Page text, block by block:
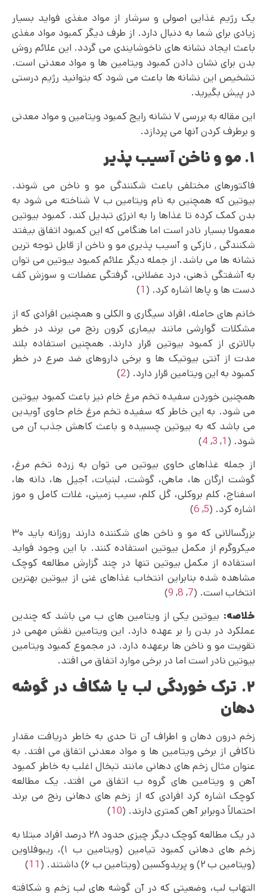
یک رژیم غذایی اصولی و سرشار از مواد مغذی فواید بسیار
زیادی برای شما به دنبال دارد. از طرف دیگر کمبود مواد مغذی
باعث ایجاد نشانه های ناخوشایندی می گردد. این علائم روش
بدن برای نشان دادن کمبود ویتامین ها و مواد معدنی است.
تشخیص این نشانه‌ ها باعث می‌ شود که بتوانید رژیم درستی
در پیش بگیرید.
این مقاله به بررسی ۷ نشانه رایج کمبود ویتامین و مواد معدنی
و برطرف کردن آنها می‌ پردازد.
۱. مو و ناخن آسیب پذیر
فاکتورهای مختلفی باعث شکنندگی مو و ناخن می‌ شوند.
بیوتین که همچنین به نام ویتامین ب ۷ شناخته می شود به
بدن کمک کرده تا غذاها را به انرژی تبدیل کند. کمبود بیوتین
معمولا بسیار نادر است اما هنگامی که این کمبود اتفاق بیفتد
شکنندگی ٬ نازکی و آسیب پذیری مو و ناخن از قابل توجه ترین
نشانه ها می باشد. از جمله دیگر علائم کمبود بیوتین می توان
به آشفتگی ذهنی، درد عضلانی، گرفتگی عضلات و سوزش کف
دست ها و پاها اشاره کرد. ( 1
)
خانم های حامله، افراد سیگاری و الکلی و همچنین افرادی که از
مشکلات گوارشی مانند بیماری کرون رنج می برند در خطر
بالاتری از کمبود بیوتین قرار دارند. همچنین استفاده بلند
مدت از آنتی بیوتیک ها و برخی داروهای ضد صرع در خطر
کمبود به این ویتامین قرار دارد. (2
)
همچنین خوردن سفیده تخم مرغ خام نیز باعث کمبود بیوتین
می‌ شود. به این خاطر که سفیده تخم مرغ خام حاوی آویدین
می باشد که به بیوتین چسبیده و باعث کاهش جذب آن می
شود. ( 1
,
3
,
4
)
از جمله غذاهای حاوی بیوتین می‌ توان به زرده تخم‌ مرغ،
گوشت ارگان‌ ها، ماهی، گوشت، لبنیات، آجیل‌ ها، دانه‌ ها،
اسفناج، کلم بروکلی، گل کلم، سیب زمینی، غلات کامل و موز
اشاره کرد. (5
,
6
)
بزرگسالانی که مو و ناخن های شکننده دارند روزانه باید ۳۰
میکروگرم از مکمل بیوتین استفاده کنند. با این وجود فواید
استفاده از مکمل بیوتین تنها در چند گزارش مطالعه کوچک
مشاهده شده بنابراین انتخاب غذاهای غنی از بیوتین بهترین
انتخاب است. (7
,
8
,
9
)
خلاصه: بیوتین یکی از ویتامین‌ های ب می باشد که چندین
عملکرد در بدن را بر عهده دارد. این ویتامین نقش مهمی در
تقویت مو و ناخن ها برعهده دارد. در مجموع کمبود ویتامین
بیوتین نادر است اما در برخی موارد اتفاق می‌ افتد.
۲. ترک خوردگی لب یا شکاف در گوشه
دهان
زخم درون دهان و اطراف آن تا حدی به خاطر دریافت مقدار
ناکافی از برخی ویتامین ها و مواد معدنی اتفاق می افتد. به
عنوان مثال زخم های دهانی مانند تبخال اغلب به خاطر کمبود
آهن و ویتامین های گروه ب اتفاق می‌ افتد. یک مطالعه
کوچک اشاره کرد افرادی که از زخم‌ های دهانی رنج می برند
احتمالاً دوبرابر آهن کمتری دارند. (10
)
در یک مطالعه کوچک دیگر چیزی حدود ۲۸ درصد افراد مبتلا به
زخم های دهانی کمبود تیامین (ویتامین ب ۱)، ریبوفلاوین
(ویتامین ب ۲) و پریدوکسین (ویتامین ب ۶) داشتند. (
11
)
التهاب لب، وضعیتی که در آن گوشه های لب زخم و شکافته